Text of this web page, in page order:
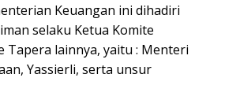
Keuangan ini dihadiri
selaku Ketua Komite
Tapera lainnya, yaitu : Menteri
Yassierli, serta unsur